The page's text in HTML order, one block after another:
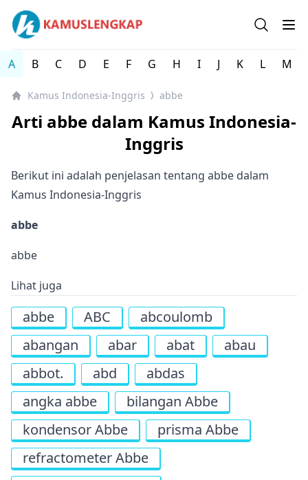
Kamus Lengkap Indonesia-Inggris - Kamus Bahasa
Open
A B C D E F G H I J K L M
Kamus Indonesia-Inggris ⟩ abbe
Arti abbe dalam Kamus Indonesia-
Inggris
Berikut ini adalah penjelasan tentang abbe dalam
Kamus Indonesia-Inggris
abbe
abbe
Lihat juga
abbe ABC
abcoulomb
abangan
abar abat
abau
abbot.
abd
abdas
angka abbe
bilangan Abbe
kondensor Abbe
prisma Abbe
refractometer Abbe